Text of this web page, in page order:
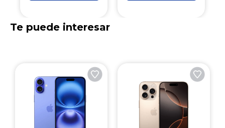
Te puede interesar